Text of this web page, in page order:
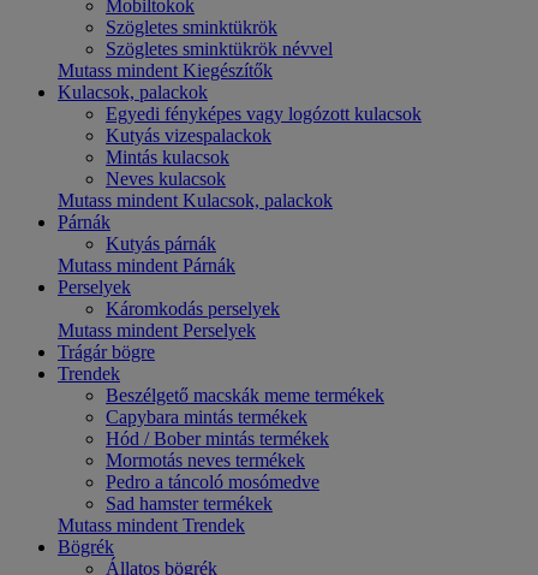
Mobiltokok
Szögletes sminktükrök
Szögletes sminktükrök névvel
Mutass mindent Kiegészítők
Kulacsok, palackok
Egyedi fényképes vagy logózott kulacsok
Kutyás vizespalackok
Mintás kulacsok
Neves kulacsok
Mutass mindent Kulacsok, palackok
Párnák
Kutyás párnák
Mutass mindent Párnák
Perselyek
Káromkodás perselyek
Mutass mindent Perselyek
Trágár bögre
Trendek
Beszélgető macskák meme termékek
Capybara mintás termékek
Hód / Bober mintás termékek
Mormotás neves termékek
Pedro a táncoló mosómedve
Sad hamster termékek
Mutass mindent Trendek
Bögrék
Állatos bögrék